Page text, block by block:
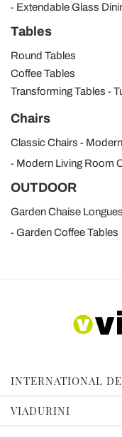
Extendable Glass
Tables
Round Tables
Coffee Tables
Transforming Tables
Chairs
Classic Chairs
Modern Living Room
OUTDOOR
Garden Chaise Longues
Garden Coffee Tables
INTERNATIONAL
VIADURINI